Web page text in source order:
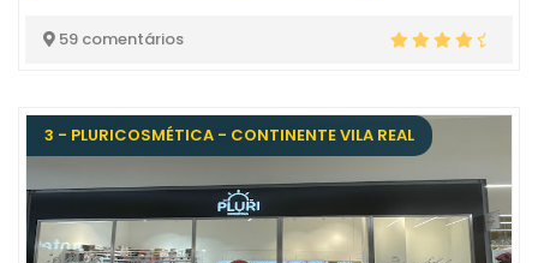
59 comentários
3 - PLURICOSMÉTICA - CONTINENTE VILA REAL